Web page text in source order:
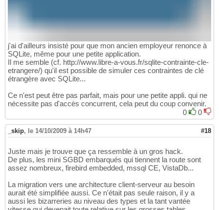
j'ai d'ailleurs insisté pour que mon ancien employeur renonce à
SQLite, même pour une petite application.
Il me semble (cf. http://www.libre-a-vous.fr/sqlite-contrainte-cle-
etrangere/) qu'il est possible de simuler ces contraintes de clé
étrangère avec SQLite...
Ce n'est peut être pas parfait, mais pour une petite appli. qui ne
nécessite pas d'accès concurrent, cela peut du coup convenir.
0
0
_skip, le 14/10/2009 à 14h47 #18
Juste mais je trouve que ça ressemble à un gros hack.
De plus, les mini SGBD embarqués qui tiennent la route sont
assez nombreux, firebird embedded, mssql CE, VistaDb...
La migration vers une architecture client-serveur au besoin
aurait été simplifiée aussi. Ce n'était pas seule raison, il y a
aussi les bizarreries au niveau des types et la tant vantée